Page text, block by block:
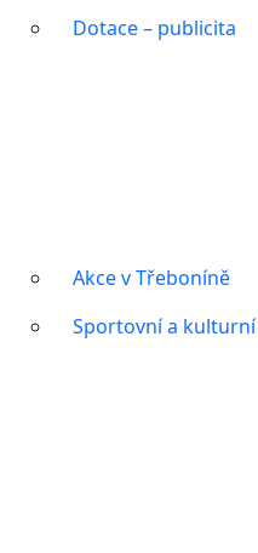
Dotace – publicita
Akce v Třeboníně
Sportovní a